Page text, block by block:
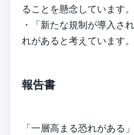
ることを懸念しています。
・「新たな規制が導入さ
れがあると考えています。
報告書
「一層高まる恐れがある